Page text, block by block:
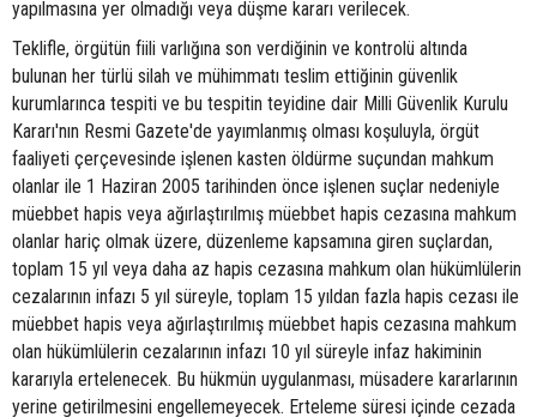
yapılmasına yer olmadığı veya düşme kararı verilecek.
Teklifle, örgütün fiili varlığına son verdiğinin ve kontrolü altında
bulunan her türlü silah ve mühimmatı teslim ettiğinin güvenlik
kurumlarınca tespiti ve bu tespitin teyidine dair Milli Güvenlik Kurulu
Kararı'nın Resmi Gazete'de yayımlanmış olması koşuluyla, örgüt
faaliyeti çerçevesinde işlenen kasten öldürme suçundan mahkum
olanlar ile 1 Haziran 2005 tarihinden önce işlenen suçlar nedeniyle
müebbet hapis veya ağırlaştırılmış müebbet hapis cezasına mahkum
olanlar hariç olmak üzere, düzenleme kapsamına giren suçlardan,
toplam 15 yıl veya daha az hapis cezasına mahkum olan hükümlülerin
cezalarının infazı 5 yıl süreyle, toplam 15 yıldan fazla hapis cezası ile
müebbet hapis veya ağırlaştırılmış müebbet hapis cezasına mahkum
olan hükümlülerin cezalarının infazı 10 yıl süreyle infaz hakiminin
kararıyla ertelenecek. Bu hükmün uygulanması, müsadere kararlarının
yerine getirilmesini engellemeyecek. Erteleme süresi içinde cezada